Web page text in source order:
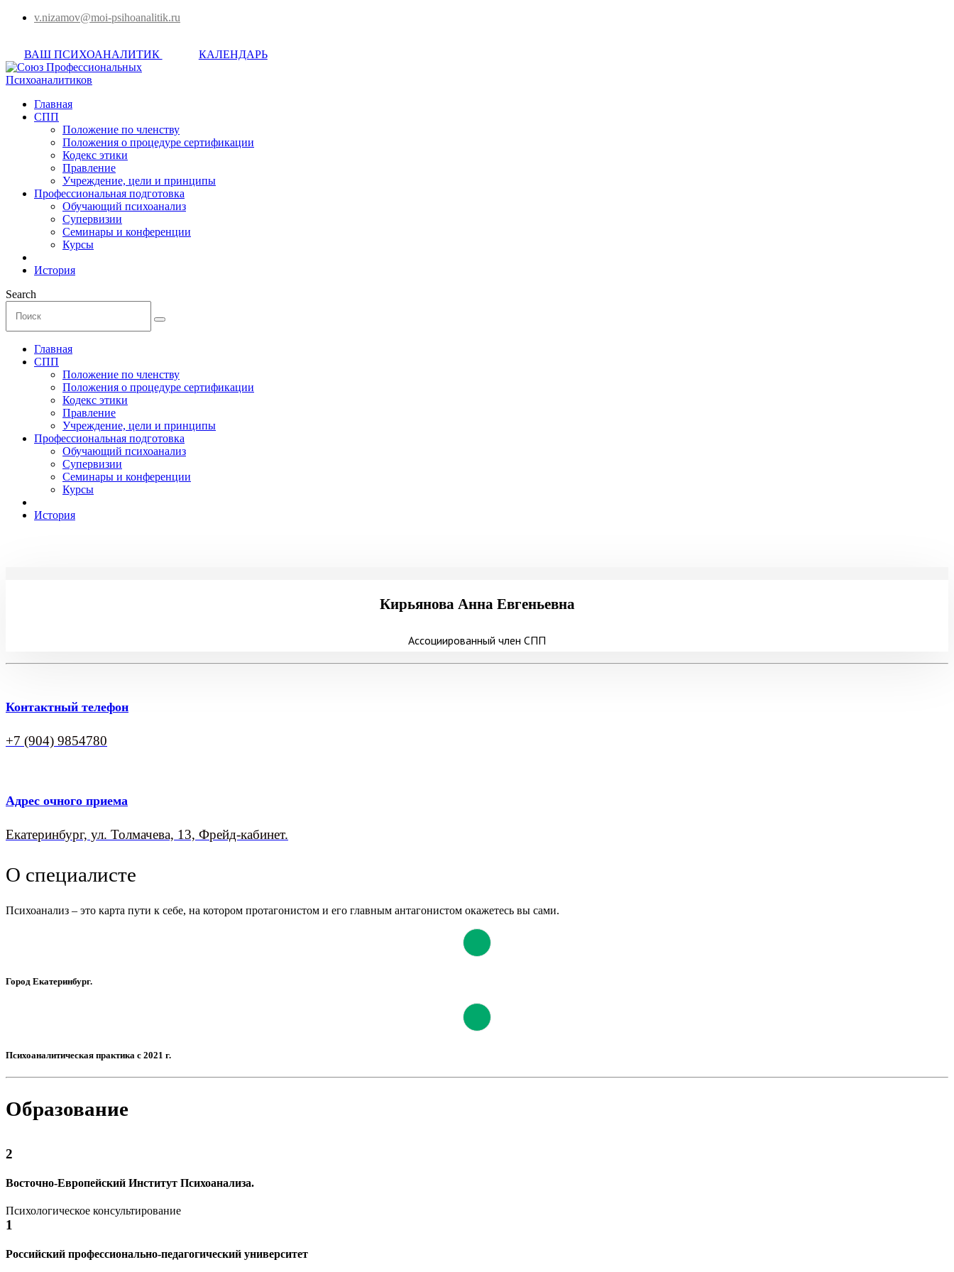
v.nizamov@moi-psihoanalitik.ru
ВАШ ПСИХОАНАЛИТИК КАЛЕНДАРЬ
Главная
СПП
Положение по членству
Положения о процедуре сертификации
Кодекс этики
Правление
Учреждение, цели и принципы
Профессиональная подготовка
Обучающий психоанализ
Супервизии
Семинары и конференции
Курсы
История
Search
Главная
СПП
Положение по членству
Положения о процедуре сертификации
Кодекс этики
Правление
Учреждение, цели и принципы
Профессиональная подготовка
Обучающий психоанализ
Супервизии
Семинары и конференции
Курсы
История
Кирьянова Анна Евгеньевна
Ассоциированный член СПП
Контактный телефон
+7 (904) 9854780
Адрес очного приема
Екатеринбург, ул. Толмачева, 13, Фрейд-кабинет.
О специалисте
Психоанализ – это карта пути к себе, на котором протагонистом и его главным антагонистом окажетесь вы сами.
Город Екатеринбург.
Психоаналитическая практика с 2021 г.
Образование
2
Восточно-Европейский Институт Психоанализа.
Психологическое консультирование
1
Российский профессионально-педагогический университет